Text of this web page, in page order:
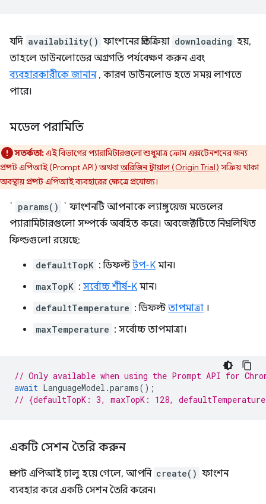
যদি availability() ফাংশনের প্রতিক্রিয়া downloading হয়,
তাহলে ডাউনলোডের অগ্রগতি পর্যবেক্ষণ করুন এবং
ব্যবহারকারীকে জানান, কারণ ডাউনলোড হতে সময় লাগতে
পারে।
মডেল পরামিতি
সতর্কতা:এই বিভাগের প্যারামিটারগুলো শুধুমাত্র ক্রোম এক্সটেনশনের জন্য
প্রম্পট এপিআই (Prompt API) অথবাঅরিজিন ট্রায়াল (Origin Trial) সক্রিয় থাকা
অবস্থায় প্রম্পট এপিআই ব্যবহারের ক্ষেত্রে প্রযোজ্য।
` params()
` ফাংশনটি আপনাকে ল্যাঙ্গুয়েজ মডেলের
প্যারামিটারগুলো সম্পর্কে অবহিত করে। অবজেক্টটিতে নিম্নলিখিত
ফিল্ডগুলো রয়েছে:
defaultTopK : ডিফল্টটপ-K মান।
maxTopK : সর্বোচ্চ শীর্ষ-K মান।
defaultTemperature : ডিফল্টতাপমাত্রা ।
maxTemperature : সর্বোচ্চ তাপমাত্রা।
// Only available when using the Prompt API for
await LanguageModel .params();
// {defaultTopK: 3, maxTopK: 128,
একটি সেশন তৈরি করুন
প্রম্পট এপিআই চালু হয়ে গেলে, আপনি create() ফাংশন
ব্যবহার করে একটি সেশন তৈরি করেন।